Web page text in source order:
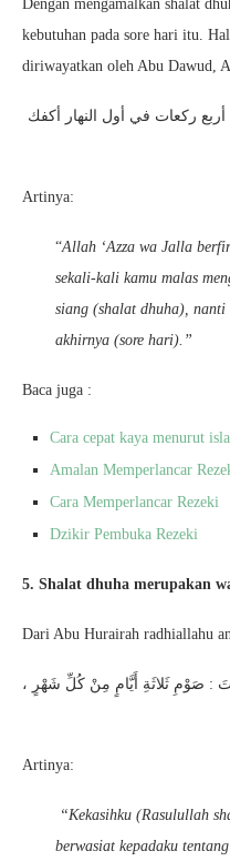
Dengan mengamalkan shalat
kebutuhan pada sore hari itu.
diriwayatkan oleh Abu Dawud,
ركعات في أول النهار أكفك
Artinya:
“Allah ‘Azza wa Jalla
sekali-kali kamu malas
siang (shalat dhuha), nanti
akhirnya (sore hari).”
Baca juga :
Cara cepat kaya menurut
Amalan Memperlancar
Cara Memperlancar Rezeki
Dzikir Pembuka Rezeki
5. Shalat dhuha merupakan
Dari Abu Hurairah radhiallahu
: صَوْمِ ثَلاثَةِ أَيَّامٍ مِنْ كُلِّ شَهْرٍ ،
Artinya:
“Kekasihku (Rasulullah
berwasiat kepadaku